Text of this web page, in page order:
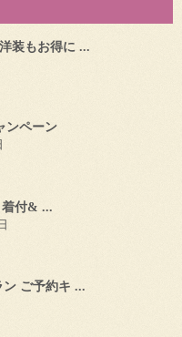
装もお得に ...
ンペーン
付& ...
ご予約キ ...